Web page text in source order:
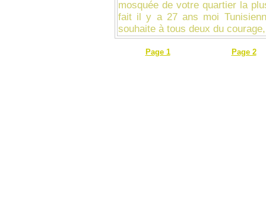
mosquée de votre quartier la
fait il y a 27 ans moi
souhaite à tous deux du
Page 1 Page 2